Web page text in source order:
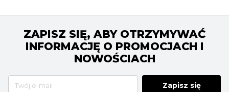
ZAPISZ SIĘ, ABY OTRZYMYWAĆ
INFORMACJĘ O PROMOCJACH I
NOWOŚCIACH
Zapisz się